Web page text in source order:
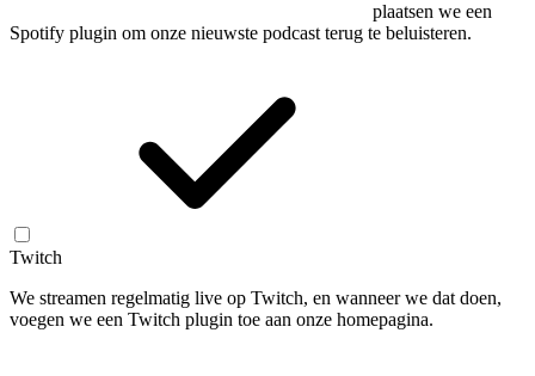
plaatsen we een
Spotify plugin om onze nieuwste podcast terug te beluisteren.
Twitch
We streamen regelmatig live op Twitch, en wanneer we dat doen,
voegen we een Twitch plugin toe aan onze homepagina.